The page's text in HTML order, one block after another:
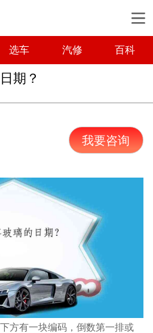
选车 汽修 百科
期？
我要咨询
方有一块编码，倒数第一排或